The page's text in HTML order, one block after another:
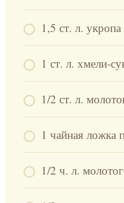
1,5 ст. л. укропа
1 ст. л. хмели-
1/2 ст. л.
1 чайная ложка
1/2 ч. л.